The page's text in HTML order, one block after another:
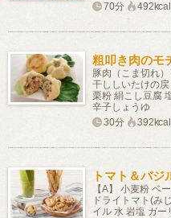
70分
492kcal
粗叩き肉のモ
豚肉（こま切れ
干ししいたけの
栗粉 絹こし豆腐
辛子しょうゆ
30分
392kcal
トマト＆バジ
【A】 小麦粉 ベ
ドライトマト(
イル 水 岩塩 ガー